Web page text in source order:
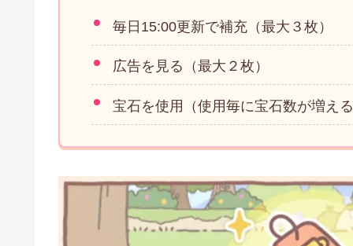
毎日15:00更新で補充（最大３枚）
広告を見る（最大２枚）
宝石を使用（使用毎に宝石数が増え